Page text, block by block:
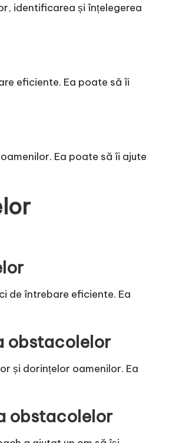
identificarea și înțelegerea
eficiente. Ea poate să îi
Ea poate să îi ajute
de întrebare eficiente. Ea
obstacolelor
și dorințelor oamenilor. Ea
obstacolelor